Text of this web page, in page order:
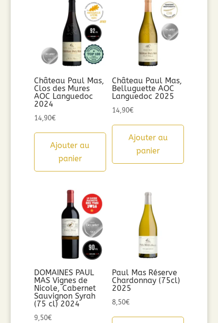
Château Paul Mas,
Clos des Mures
AOC Languedoc
2024
14,90€
Ajouter au
panier
Château Paul Mas,
Belluguette AOC
Languedoc 2025
14,90€
Ajouter au
panier
DOMAINES PAUL
MAS Vignes de
Nicole, Cabernet
Sauvignon Syrah
(75 cl) 2024
9,50€
Paul Mas Réserve
Chardonnay (75cl)
2025
8,50€